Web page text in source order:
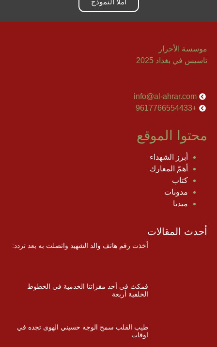
املأ النموذج
موسسة الأحرار
تاسيس في بغداد 2025
info@al-ahrar.com
+9617766554433
محتوا الموقع
أبرز الشهداء
أهمّ المعارك
كتاب
مدونات
ميديا
أحدث المقالات
أخذت رقم هاتف والد الشهيد واتصلت به بعد تردد:
فمكث في أحد مقراتنا الخدمية في الخطوط
الخلفية أربعة
طيب القلب سمح الوجه حسيني الهوى تجده في
اوقات